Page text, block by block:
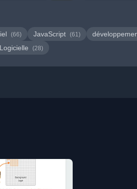
(66) JavaScript (61)
(28)